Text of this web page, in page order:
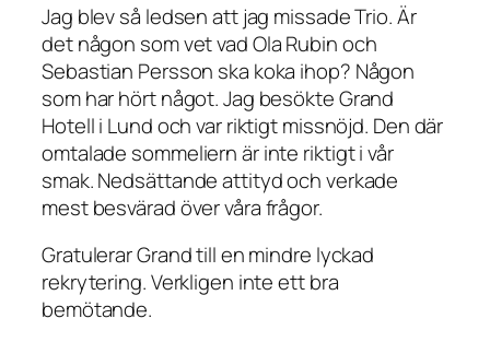
Jag blev så ledsen att jag missade Trio. Är
det någon som vet vad Ola Rubin och
Sebastian Persson ska koka ihop? Någon
som har hört något. Jag besökte Grand
Hotell i Lund och var riktigt missnöjd. Den där
omtalade sommeliern är inte riktigt i vår
smak. Nedsättande attityd och verkade
mest besvärad över våra frågor.
Gratulerar Grand till en mindre lyckad
rekrytering. Verkligen inte ett bra
bemötande.